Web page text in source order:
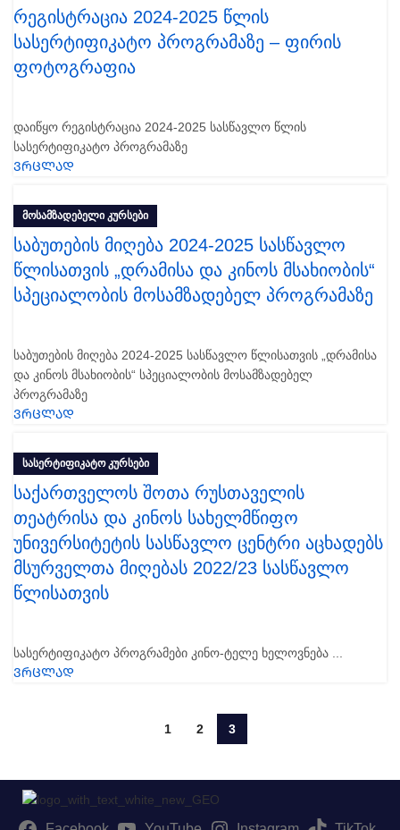
რეგისტრაცია 2024-2025 წლის
სასერტიფიკატო პროგრამაზე – ფირის
ფოტოგრაფია
დაიწყო რეგისტრაცია 2024-2025 სასწავლო წლის
სასერტიფიკატო პროგრამაზე
ᲕᲠᲪᲚᲐᲓ
ᲛᲝᲡᲐᲛᲖᲐᲓᲔᲑᲔᲚᲘ ᲙᲣᲠᲡᲔᲑᲘ
საბუთების მიღება 2024-2025 სასწავლო
წლისათვის „დრამისა და კინოს მსახიობის“
სპეციალობის მოსამზადებელ პროგრამაზე
საბუთების მიღება 2024-2025 სასწავლო წლისათვის „დრამისა
და კინოს მსახიობის“ სპეციალობის მოსამზადებელ
პროგრამაზე
ᲕᲠᲪᲚᲐᲓ
ᲡᲐᲡᲔᲠᲢᲘᲤᲘᲙᲐᲢᲝ ᲙᲣᲠᲡᲔᲑᲘ
საქართველოს შოთა რუსთაველის
თეატრისა და კინოს სახელმწიფო
უნივერსიტეტის სასწავლო ცენტრი აცხადებს
მსურველთა მიღებას 2022/23 სასწავლო
წლისათვის
სასერტიფიკატო პროგრამები კინო-ტელე ხელოვნება ...
ᲕᲠᲪᲚᲐᲓ
1 2 3